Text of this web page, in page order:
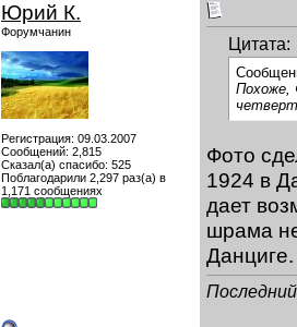
Юрий К.
Форумчанин
Регистрация: 09.03.2007
Сообщений: 2,815
Сказал(а) спасибо: 525
Поблагодарили 2,297 раз(а) в
1,171 сообщениях
Цитата:
Похоже,
Фото
1924 в
дает
шрама
Данциге.